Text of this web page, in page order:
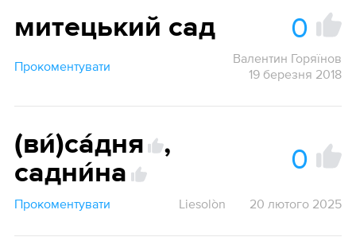
митецький сад 0
Прокоментувати
Валентин Горяїнов
19 березня 2018
(ви́)са́дня
,
садни́на
0
Прокоментувати Liesolòn 20 лютого 2025